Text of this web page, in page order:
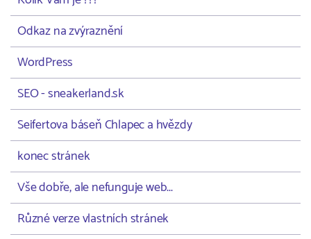
Odkaz na zvýraznění
WordPress
SEO - sneakerland.sk
Seifertova báseň Chlapec a hvězdy
konec stránek
Vše dobře, ale nefunguje web...
Různé verze vlastních stránek